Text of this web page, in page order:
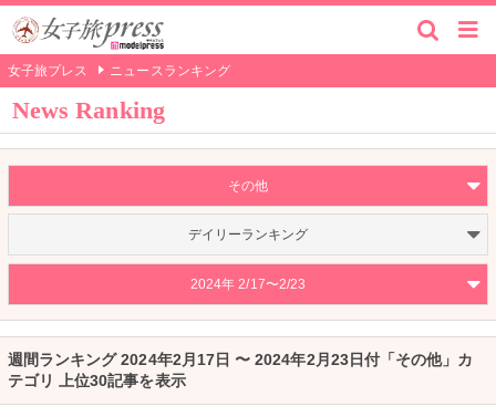
女子旅プレス ニュースランキング
News Ranking
その他
デイリーランキング
2024年 2/17〜2/23
週間ランキング 2024年2月17日 〜 2024年2月23日付「その他」カ
テゴリ 上位30記事を表示